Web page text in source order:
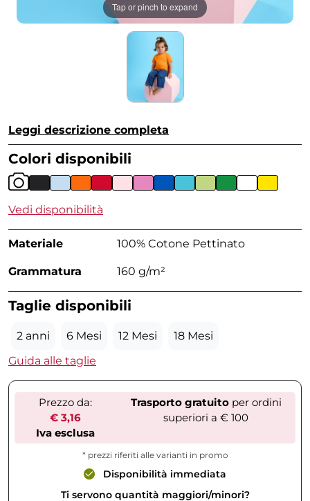
Tap or pinch to expand
Leggi descrizione completa
Colori disponibili
Vedi disponibilità
Materiale 100% Cotone Pettinato
Grammatura 160 g/m²
Taglie disponibili
2 anni 6 Mesi 12 Mesi
18 Mesi
Guida alle taglie
Prezzo da:
€ 3,16
Iva esclusa
Trasporto gratuitoper ordini
superiori a € 100
* prezzi riferiti alle varianti in promo
Disponibilità immediata
Ti servono quantità maggiori/minori?